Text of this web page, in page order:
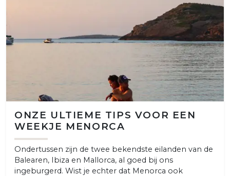
ONZE ULTIEME TIPS VOOR EEN
WEEKJE MENORCA
Ondertussen zijn de twee bekendste eilanden van de
Balearen, Ibiza en Mallorca, al goed bij ons
ingeburgerd. Wist je echter dat Menorca ook